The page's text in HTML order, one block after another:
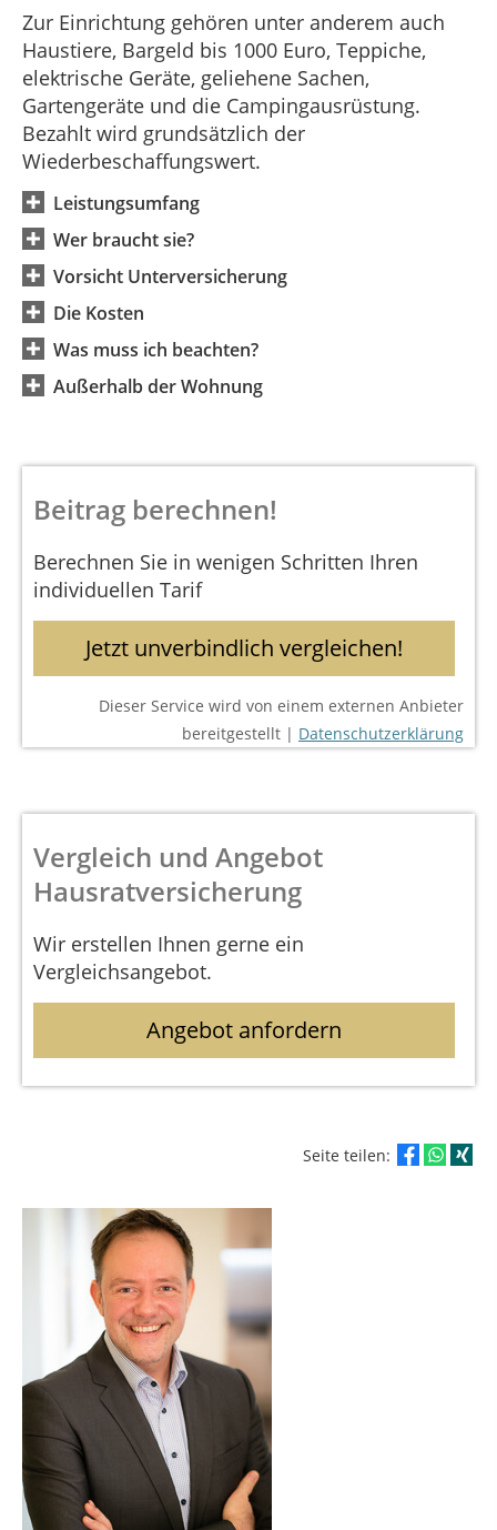
Zur Einrichtung gehören unter anderem auch
Haustiere, Bargeld bis 1000 Euro, Teppiche,
elektrische Geräte, geliehene Sachen,
Gartengeräte und die Campingausrüstung.
Bezahlt wird grundsätzlich der
Wiederbeschaffungswert.
Leistungsumfang
Wer braucht sie?
Vorsicht Unterversicherung
Die Kosten
Was muss ich beachten?
Außerhalb der Wohnung
Beitrag berechnen!
Berechnen Sie in wenigen Schritten Ihren
individuellen Tarif
Jetzt unverbindlich vergleichen!
Dieser Service wird von einem externen Anbieter
bereitgestellt | Datenschutzerklärung
Vergleich und Angebot
Hausratversicherung
Wir erstellen Ihnen gerne ein
Vergleichsangebot.
Angebot anfordern
Seite teilen: